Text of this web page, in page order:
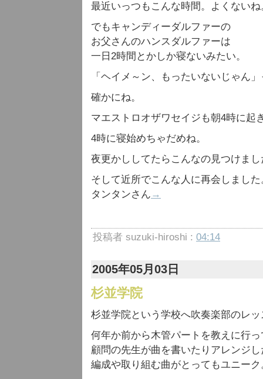
最近いっつもこんな時間。よくないね
でもキャンディーダルファーの
お父さんのハンスダルファーは
一日2時間とかしか寝ないみたい。
「ヘイメ～ン、もったいないじゃん
確かにね。
マエストロオザワセイジも朝4時に起
4時に寝始めちゃだめね。
夜更かししてたらこんなの見つけまし
そして近所でこんな人に再会しました
タンタンさん →
投稿者 suzuki-hiroshi : 04:14
2005年05月03日
杉並学院
杉並学院という学校へ吹奏楽部のレ
何年か前から木管パートを教えに行
顧問の先生が曲を書いたりアレンジ
編成や取り組む曲がとってもユニーク